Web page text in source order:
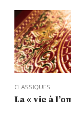
CLASSIQUES
La « vie à